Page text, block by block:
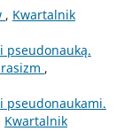
, Kwartalnik
pseudonauką.
,
pseudonaukami.
Kwartalnik